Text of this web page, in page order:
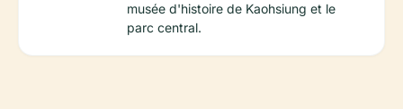
musée d'histoire de Kaohsiung et le
parc central.